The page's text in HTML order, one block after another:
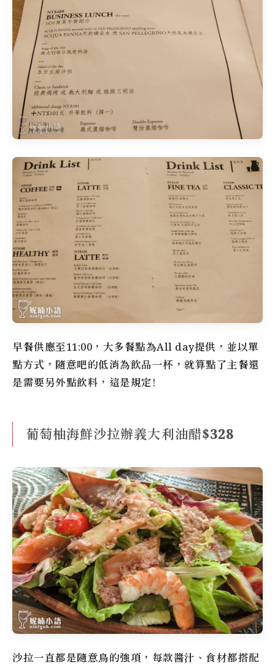
早餐供應至11:00，大多餐點為All day提供，並以單
點方式， 隨意吧的低消為飲品一杯 ，就算點了主餐還
是需要另外點飲料，這是規定!
葡萄柚海鮮沙拉辦義大利油醋$328
沙拉一直都是隨意鳥的強項，每款醬汁、食材都搭配